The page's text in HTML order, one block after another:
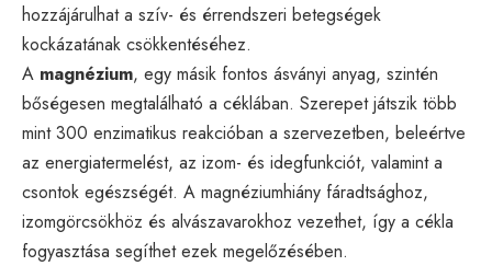
hozzájárulhat a szív- és érrendszeri betegségek
kockázatának csökkentéséhez.
A magnézium, egy másik fontos ásványi anyag, szintén
bőségesen megtalálható a céklában. Szerepet játszik több
mint 300 enzimatikus reakcióban a szervezetben, beleértve
az energiatermelést, az izom- és idegfunkciót, valamint a
csontok egészségét. A magnéziumhiány fáradtsághoz,
izomgörcsökhöz és alvászavarokhoz vezethet, így a cékla
fogyasztása segíthet ezek megelőzésében.